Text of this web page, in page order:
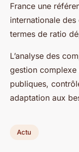
France une
internationale
termes de ratio
L’analyse des
gestion complexe
publiques,
adaptation aux
Actu